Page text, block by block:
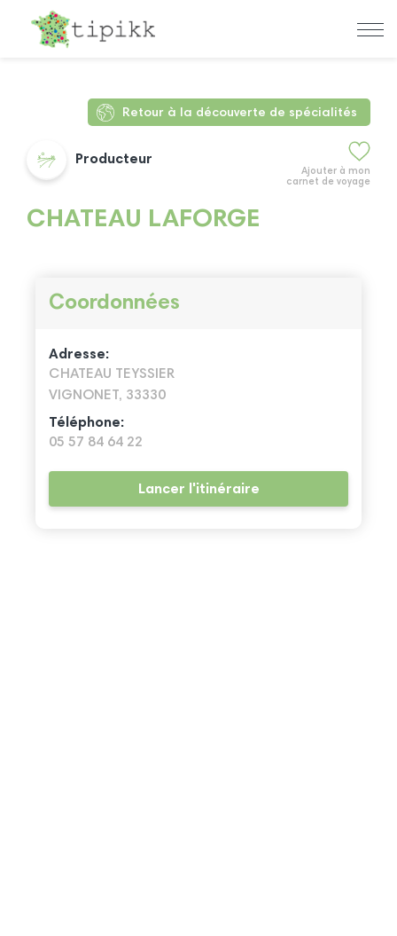
Retour à la découverte de spécialités
Ajouter à mon
carnet de voyage
Producteur
CHATEAU LAFORGE
Coordonnées
Adresse:
CHATEAU TEYSSIER
VIGNONET, 33330
Téléphone:
05 57 84 64 22
Lancer l'itinéraire